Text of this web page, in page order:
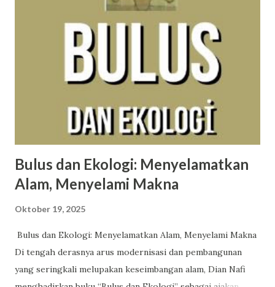
ricochet mirrorball seven august this is me trying illicit
affairs invisible string mad woman epiphany betty peace
hoax (bonus the lakes) Berikut lirik dan makna album ini
dari berbagai sumber. the 1 Swift merefleksikan tentang
kehilangan cinta dari orang yang sudah dianggap sebagai
belahan jiwa. Ia juga mempertanyakan kalau saja situasi
berbeda, apakah mereka masih bersama. [Ver...
Bulus dan Ekologi: Menyelamatkan
Alam, Menyelami Makna
Oktober 19, 2025
Bulus dan Ekologi: Menyelamatkan Alam, Menyelami Makna
Di tengah derasnya arus modernisasi dan pembangunan
yang seringkali melupakan keseimbangan alam, Dian Nafi